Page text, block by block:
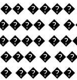
�
�
�����